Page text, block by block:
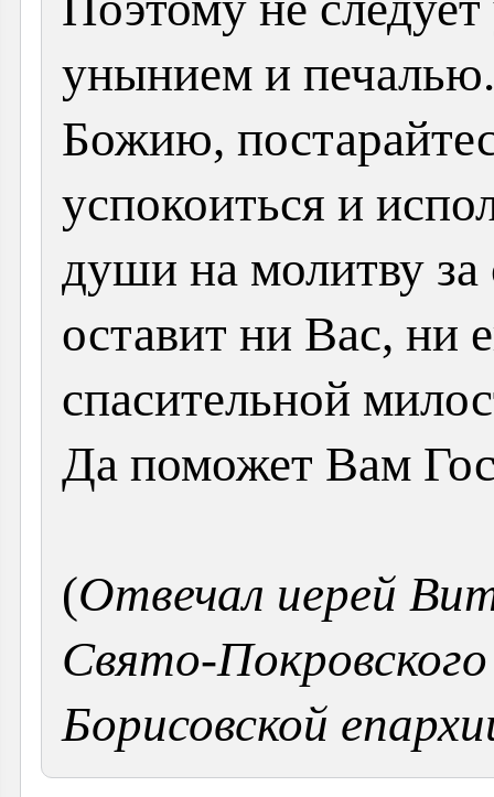
унынием и
Божию,
успокоиться и
души на молитву
оставит ни Вас, ни
спасительной
Да поможет Вам
(Отвечал иерей
Свято-
Борисовской